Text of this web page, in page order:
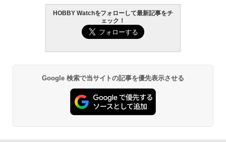
HOBBY Watchをフォローして最新記事をチ
ェック！
Google 検索で当サイトの記事を優先表示させる